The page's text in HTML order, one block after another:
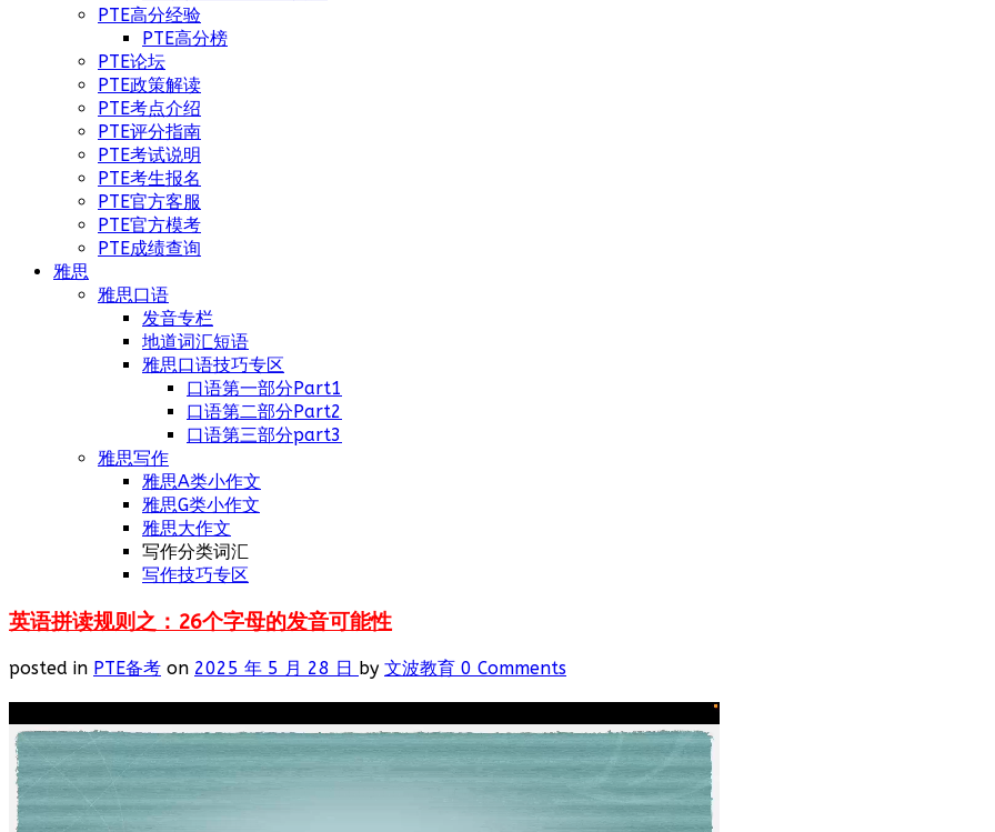
PTE高分经验
PTE高分榜
PTE论坛
PTE政策解读
PTE考点介绍
PTE评分指南
PTE考试说明
PTE考生报名
PTE官方客服
PTE官方模考
PTE成绩查询
雅思
雅思口语
发音专栏
地道词汇短语
雅思口语技巧专区
口语第一部分Part1
口语第二部分Part2
口语第三部分part3
雅思写作
雅思A类小作文
雅思G类小作文
雅思大作文
写作分类词汇
写作技巧专区
英语拼读规则之：26个字母的发音可能性
posted in PTE备考 on 2025 年 5 月 28 日 by 文波教育 0 Comments